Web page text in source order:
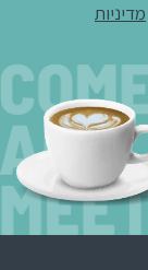
מדיניות